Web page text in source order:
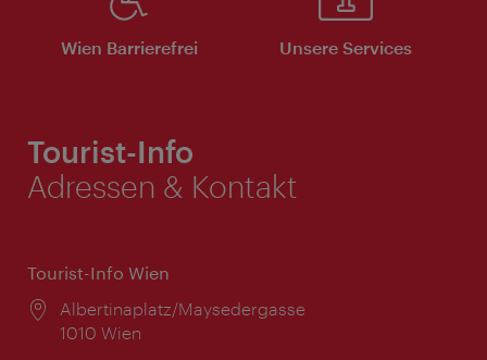
Wien Barrierefrei Unsere Services
Tourist-Info
Adressen & Kontakt
Tourist-Info Wien
Ort:
Albertinaplatz/Maysedergasse
1010 Wien